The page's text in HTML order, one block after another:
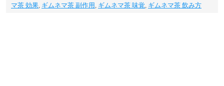
マ茶 効果, ギムネマ茶 副作用 , ギムネマ茶 味覚, ギムネマ茶 飲み方